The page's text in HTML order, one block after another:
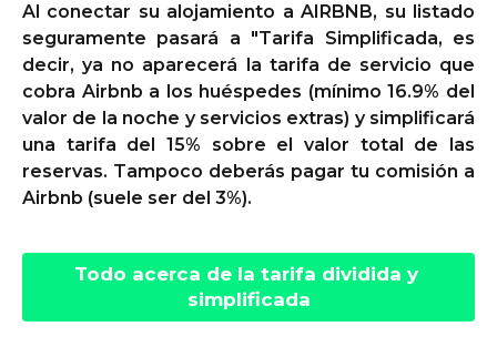
Al conectar su alojamiento a AIRBNB, su listado
seguramente pasará a "Tarifa Simplificada, es
decir, ya no aparecerá la tarifa de servicio que
cobra Airbnb a los huéspedes (mínimo 16.9% del
valor de la noche y servicios extras) y simplificará
una tarifa del 15% sobre el valor total de las
reservas. Tampoco deberás pagar tu comisión a
Airbnb (suele ser del 3%).
Todo acerca de la tarifa dividida y
simplificada